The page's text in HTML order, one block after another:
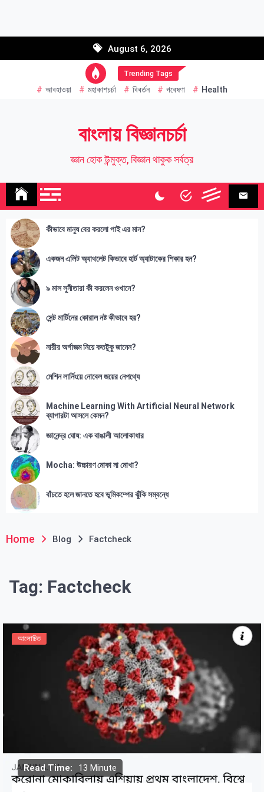
August 6, 2026
Trending Tags
আবহাওয়া মহাকাশচর্চা বিবর্তন গবেষণা Health
বাংলায় বিজ্ঞানচর্চা
জ্ঞান হোক উন্মুক্ত, বিজ্ঞান থাকুক সর্বত্র
কীভাবে মানুষ বের করলো পাই এর মান?
একজন এলিট অ্যাথলেট কিভাবে হার্ট অ্যাটাকের শিকার হন?
৯ মাস সুনীতারা কী করলেন ওখানে?
সেন্ট মার্টিনের কোরাল নষ্ট কীভাবে হয়?
নারীর অর্গাজম নিয়ে কতটুকু জানেন?
মেশিন লার্নিংয়ে নোবেল জয়ের নেপথ্যে
Machine Learning With Artificial Neural Network
ব্যাপারটা আসলে কেমন?
জ্ঞানেন্দ্র ঘোষ: এক বাঙালী আলোকাধার
Mocha: উচ্চারণ মোকা না মোখা?
বাঁচতে হলে জানতে হবে ভূমিকম্পের ঝুঁকি সম্বন্ধে
Home Blog Factcheck
Tag: Factcheck
Read Time: 13 Minute
আলোচিত